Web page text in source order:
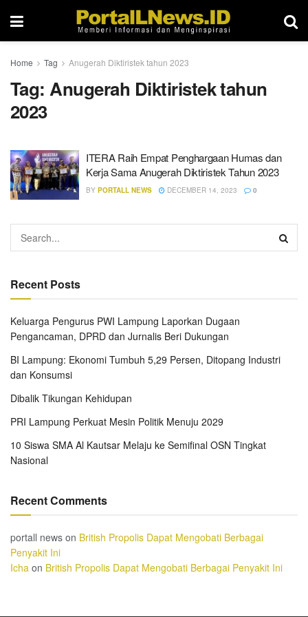
Home Tag Anugerah Diktiristek tahun 2023
Tag:Anugerah Diktiristek tahun
2023
ITERA Raih Empat Penghargaan Humas dan
Kerja Sama Anugerah Diktiristek Tahun 2023
BY PORTALL NEWS DECEMBER 14, 2023 0
Recent Posts
Keluarga Pengurus PWI Lampung Laporkan Dugaan
Pengancaman, DPRD dan Jurnalis Beri Dukungan
BI Lampung: Ekonomi Tumbuh 5,29 Persen, Ditopang Industri
dan Konsumsi
Dibalik Tikungan Kehidupan
PRI Lampung Perkuat Mesin Politik Menuju 2029
10 Siswa SMA Al Kautsar Melaju ke Semifinal OSN Tingkat
Nasional
Recent Comments
portall news on British Propolis Dapat Mengobati Berbagai
Penyakit Ini
Icha on British Propolis Dapat Mengobati Berbagai Penyakit Ini